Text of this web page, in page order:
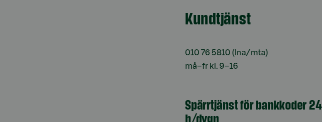
Kundtjänst
010 76 5810 (lna/mta)
må–fr kl. 9–16
Spärrtjänst för bankkoder 24
h/dygn